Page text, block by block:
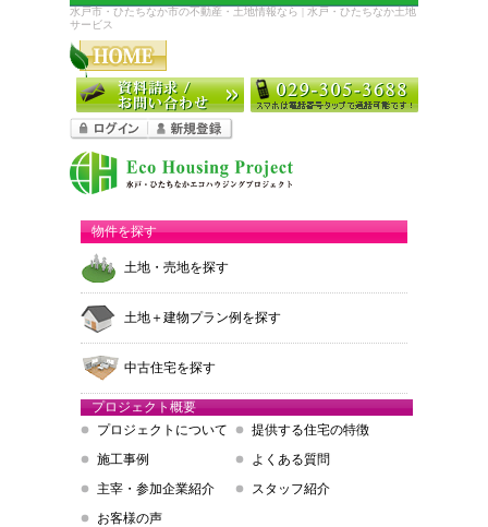
水戸市・ひたちなか市の不動産・土地情報なら | 水戸・ひたちなか土地
サービス
物件を探す
土地・売地を探す
土地＋建物プラン例を探す
中古住宅を探す
プロジェクト概要
プロジェクトについて
提供する住宅の特徴
施工事例
よくある質問
主宰・参加企業紹介
スタッフ紹介
お客様の声